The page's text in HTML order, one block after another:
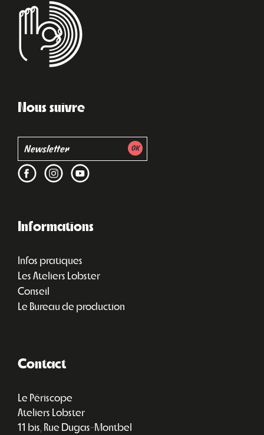
Nous suivre
Informations
Infos pratiques
Les Ateliers Lobster
Conseil
Le Bureau de production
Contact
Le Périscope
Ateliers Lobster
11 bis, Rue Dugas-Montbel